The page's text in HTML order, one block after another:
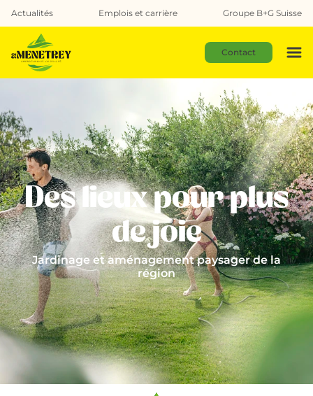
Actualités Emplois et carrière Groupe B+G Suisse
Contact
Des lieux pour plus
de joie
Jardinage et aménagement paysager de la
région